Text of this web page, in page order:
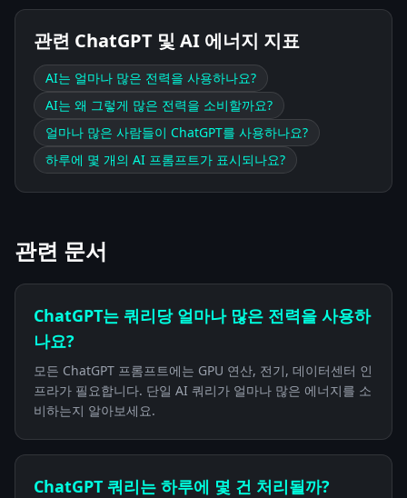
관련 ChatGPT 및 AI 에너지 지표
AI는 얼마나 많은 전력을 사용하나요?
AI는 왜 그렇게 많은 전력을 소비할까요?
얼마나 많은 사람들이 ChatGPT를 사용하나요?
하루에 몇 개의 AI 프롬프트가 표시되나요?
관련 문서
ChatGPT는 쿼리당 얼마나 많은 전력을 사용하
나요?
모든 ChatGPT 프롬프트에는 GPU 연산, 전기, 데이터센터 인
프라가 필요합니다. 단일 AI 쿼리가 얼마나 많은 에너지를 소
비하는지 알아보세요.
ChatGPT 쿼리는 하루에 몇 건 처리될까?